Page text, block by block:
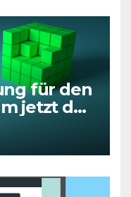
für den
jetzt der
eine
KI-